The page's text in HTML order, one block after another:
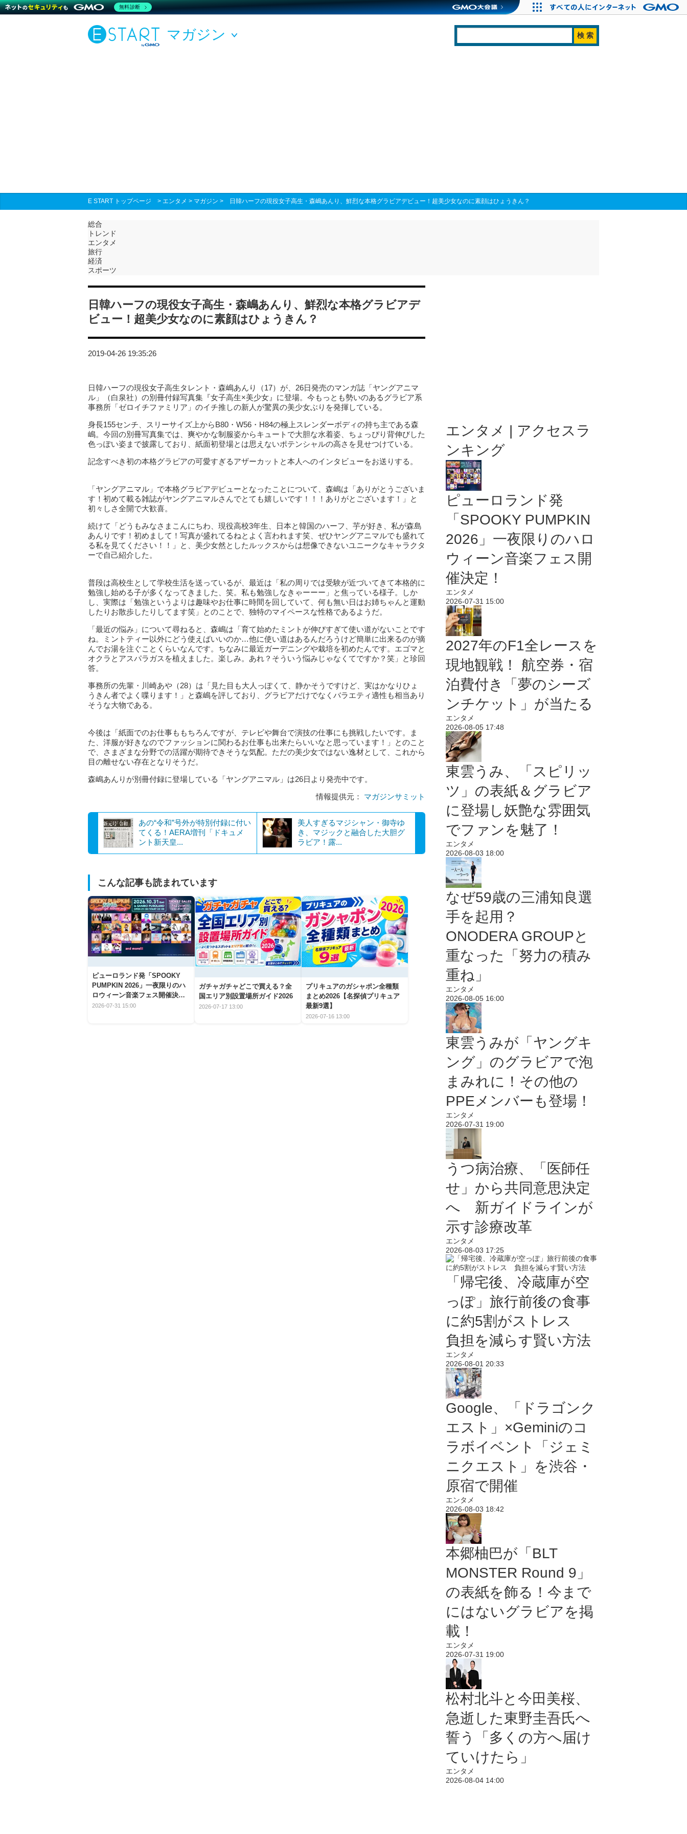
マガジン
E START トップページ > エンタメ > マガジン > 日韓ハーフの現役女子高生・森嶋あんり、鮮烈な本格グラビアデビュー！超美少女なのに素顔はひょうきん？
総合
トレンド
エンタメ
旅行
経済
スポーツ
日韓ハーフの現役女子高生・森嶋あんり、鮮烈な本格グラビアデ
ビュー！超美少女なのに素顔はひょうきん？
2019-04-26 19:35:26
日韓ハーフの現役女子高生タレント・森嶋あんり（17）が、26日発売のマンガ誌「ヤングアニマ
ル」（白泉社）の別冊付録写真集『女子高生×美少女』に登場。今もっとも勢いのあるグラビア系
事務所「ゼロイチファミリア」のイチ推しの新人が驚異の美少女ぶりを発揮している。
身長155センチ、スリーサイズ上からB80・W56・H84の極上スレンダーボディの持ち主である森
嶋。今回の別冊写真集では、爽やかな制服姿からキュートで大胆な水着姿、ちょっぴり背伸びした
色っぽい姿まで披露しており、紙面初登場とは思えないポテンシャルの高さを見せつけている。
記念すべき初の本格グラビアの可愛すぎるアザーカットと本人へのインタビューをお送りする。
「ヤングアニマル」で本格グラビアデビューとなったことについて、森嶋は「ありがとうございま
す！初めて載る雑誌がヤングアニマルさんでとても嬉しいです！！！ありがとございます！」と
初々しさ全開で大歓喜。
続けて「どうもみなさまこんにちわ、現役高校3年生、日本と韓国のハーフ、芋が好き、私が森島
あんりです！初めまして！写真が盛れてるねとよく言われます笑、ぜひヤングアニマルでも盛れて
る私を見てください！！」と、美少女然としたルックスからは想像できないユニークなキャラクタ
ーで自己紹介した。
普段は高校生として学校生活を送っているが、最近は「私の周りでは受験が近づいてきて本格的に
勉強し始める子が多くなってきました、笑。私も勉強しなきゃーーー」と焦っている様子。しか
し、実際は「勉強というよりは趣味やお仕事に時間を回していて、何も無い日はお姉ちゃんと運動
したりお散歩したりしてます笑」とのことで、独特のマイペースな性格であるようだ。
「最近の悩み」について尋ねると、森嶋は「育て始めたミントが伸びすぎて使い道がないことです
ね。ミントティー以外にどう使えばいいのか…他に使い道はあるんだろうけど簡単に出来るのが摘
んでお湯を注ぐことくらいなんです。ちなみに最近ガーデニングや栽培を初めたんです。エゴマと
オクラとアスパラガスを植えました。楽しみ。あれ？そういう悩みじゃなくてですか？笑」と珍回
答。
事務所の先輩・川崎あや（28）は「見た目も大人っぽくて、静かそうですけど、実はかなりひょ
うきん者でよく喋ります！」と森嶋を評しており、グラビアだけでなくバラエティ適性も相当あり
そうな大物である。
今後は「紙面でのお仕事ももちろんですが、テレビや舞台で演技の仕事にも挑戦したいです。ま
た、洋服が好きなのでファッションに関わるお仕事も出来たらいいなと思っています！」とのこと
で、さまざまな分野での活躍が期待できそうな気配。ただの美少女ではない逸材として、これから
目の離せない存在となりそうだ。
森嶋あんりが別冊付録に登場している「ヤングアニマル」は26日より発売中です。
情報提供元： マガジンサミット
あの“令和”号外が特別付録に付い
てくる！AERA増刊「ドキュメ
ント新天皇...
美人すぎるマジシャン・御寺ゆ
き、マジックと融合した大胆グ
ラビア！露...
こんな記事も読まれています
ピューロランド発「SPOOKY
PUMPKIN 2026」一夜限りのハ
ロウィーン音楽フェス開催決
定！
2026-07-31 15:00
ガチャガチャどこで買える？全
国エリア別設置場所ガイド2026
2026-07-17 13:00
プリキュアのガシャポン全種類
まとめ2026【名探偵プリキュア
最新9選】
2026-07-16 13:00
エンタメ | アクセスラ
ンキング
ピューロランド発
「SPOOKY PUMPKIN
2026」一夜限りのハロ
ウィーン音楽フェス開
催決定！
エンタメ
2026-07-31 15:00
2027年のF1全レースを
現地観戦！ 航空券・宿
泊費付き「夢のシーズ
ンチケット」が当たる
エンタメ
2026-08-05 17:48
東雲うみ、「スピリッ
ツ」の表紙＆グラビア
に登場し妖艶な雰囲気
でファンを魅了！
エンタメ
2026-08-03 18:00
なぜ59歳の三浦知良選
手を起用？
ONODERA GROUPと
重なった「努力の積み
重ね」
エンタメ
2026-08-05 16:00
東雲うみが「ヤングキ
ング」のグラビアで泡
まみれに！その他の
PPEメンバーも登場！
エンタメ
2026-07-31 19:00
うつ病治療、「医師任
せ」から共同意思決定
へ 新ガイドラインが
示す診療改革
エンタメ
2026-08-03 17:25
「帰宅後、冷蔵庫が空
っぽ」旅行前後の食事
に約5割がストレス
負担を減らす賢い方法
エンタメ
2026-08-01 20:33
Google、「ドラゴンク
エスト」×Geminiのコ
ラボイベント「ジェミ
ニクエスト」を渋谷・
原宿で開催
エンタメ
2026-08-03 18:42
本郷柚巴が「BLT
MONSTER Round 9」
の表紙を飾る！今まで
にはないグラビアを掲
載！
エンタメ
2026-07-31 19:00
松村北斗と今田美桜、
急逝した東野圭吾氏へ
誓う「多くの方へ届け
ていけたら」
エンタメ
2026-08-04 14:00
無料診断